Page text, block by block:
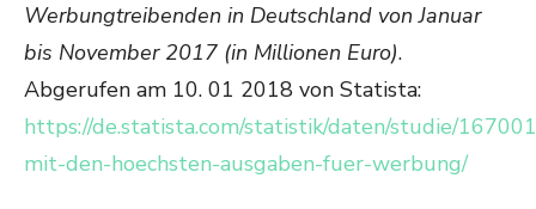
Werbungtreibenden in Deutschland von Januar
bis November 2017 (in Millionen Euro).
Abgerufen am 10. 01 2018 von Statista:
https://de.statista.com/statistik/daten/studie/
mit-den-hoechsten-ausgaben-fuer-werbung/